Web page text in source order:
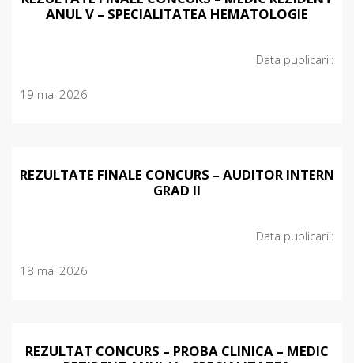
ANUL V – SPECIALITATEA HEMATOLOGIE
Data publicarii:
19 mai 2026
REZULTATE FINALE CONCURS – AUDITOR INTERN
GRAD II
Data publicarii:
18 mai 2026
REZULTAT CONCURS – PROBA CLINICA – MEDIC